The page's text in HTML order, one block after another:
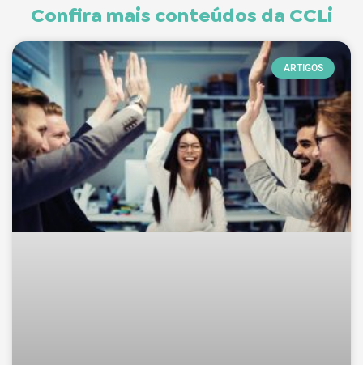
Confira mais conteúdos da CCLi
ARTIGOS